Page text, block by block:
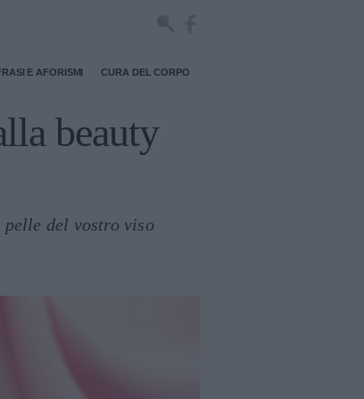
E AFORISMI CURA DEL CORPO
beauty
del vostro viso